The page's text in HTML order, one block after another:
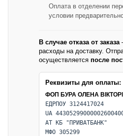
Оплата в отделении
условии
В случае отказа от заказа
расходы на доставку.
осуществляется после
Реквизиты для оплаты:
ФОП БУРА ОЛЕНА
ЕДРПОУ 3124417024
UA
АТ КБ "ПРИВАТБАНК"
МФО 305299